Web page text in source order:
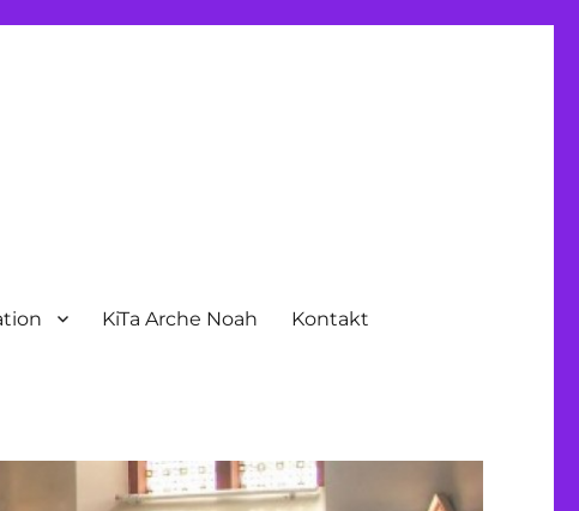
KiTa Arche Noah Kontakt